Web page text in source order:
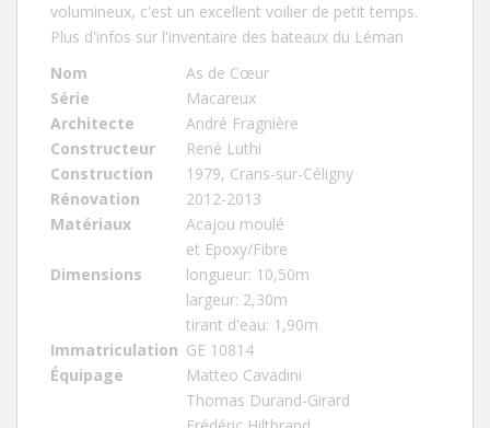
volumineux, c'est un excellent voilier de petit temps.
Plus d'infos sur l'inventaire des bateaux du Léman
Nom
As de Cœur
Série
Macareux
Architecte
André Fragnière
Constructeur
René Luthi
Construction
1979, Crans-sur-Céligny
Rénovation
2012-2013
Matériaux
Acajou moulé
et Epoxy/Fibre
Dimensions
longueur: 10,50m
largeur: 2,30m
tirant d'eau: 1,90m
Immatriculation GE 10814
Équipage
Matteo Cavadini
Thomas Durand-Girard